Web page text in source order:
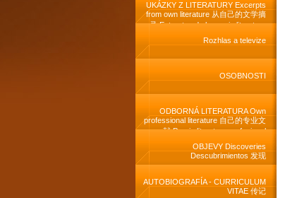
UKÁZKY Z LITERATURY Excerpts
from own literature 从自己的文学摘
录 Extractos de la propia literatura
Rozhlas a televize
OSOBNOSTI
ODBORNÁ LITERATURA Own
professional literature 自己的专业文
献 Propia literatura profesional
OBJEVY Discoveries
Descubrimientos 发现
AUTOBIOGRAFÍA - CURRICULUM
VITAE 传记